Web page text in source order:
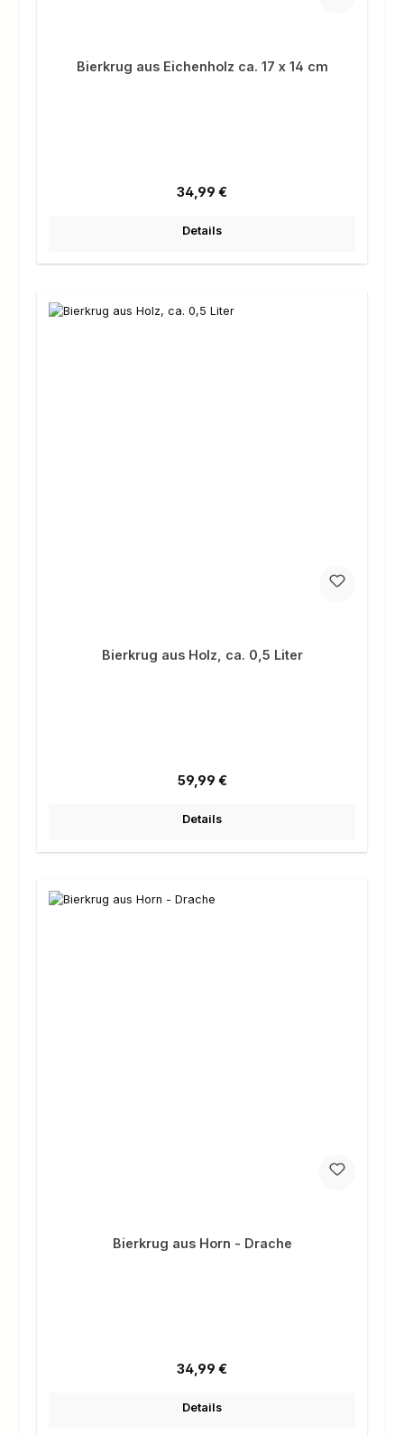
Bierkrug aus Eichenholz ca. 17 x 14 cm
Regulärer Preis:
34,99 €
Details
Bierkrug aus Holz, ca. 0,5 Liter
Regulärer Preis:
59,99 €
Details
Bierkrug aus Horn - Drache
Regulärer Preis:
34,99 €
Details